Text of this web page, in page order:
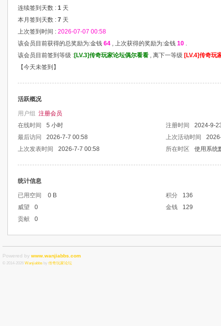
连续签到天数 : 1 天
本月签到天数 : 7 天
上次签到时间 : 2026-07-07 00:58
该会员目前获得的总奖励为:金钱 64 , 上次获得的奖励为:金钱 10 .
该会员目前签到等级 :[LV.3]传奇玩家论坛偶尔看看 , 离下一等级 [LV.4]传奇玩
【今天未签到 】
活跃概况
用户组 注册会员
在线时间
5 小时 注册时间
2024-9-
最后访问
2026-7-7 00:58 上次活动时间
上次发表时间
2026-7-7 00:58 所在时区 使用系统
统计信息
已用空间 0 B 积分
136
威望
0 金钱
129
贡献
0
Powered by www.wanjiabbs.com
© 2014-2026 Wanjiabbs by 传奇玩家论坛